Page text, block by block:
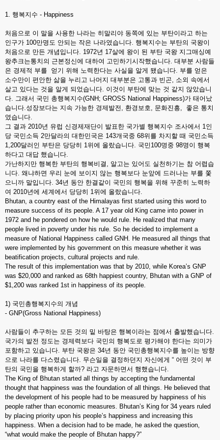
1. 행복지수 - Happiness
처음으로 이 말을 사용한 나라는 히말리야 동쪽에 있는 부탄이라고 하는
인구가 100만명도 안되는 작은 나라였습니다. 행복지수는 부탄의 국왕이
처음으로 만든 개념입니다. 1972년 17살에 왕이 된 부탄 국왕 지그매싱예
왕추크는통치의 근본정신에 대하여 고민하기시작했습니다. 대부분 사람들
은 경제적 부를 얻기 위해 노력한다는 사실을 알게 됐습니다. 부를 얻은
소수만이 편안한 삶을 누리고 나머지 대부분은 고통과 빈곤, 소외 속에서
살고 있다는 것을 알게 되었습니다. 이것이 부탄에 맞는 것 같지 않았습니
다. 그래서 국민 총행복지수(GNH; GROSS National Happiness)가 태어났
습니다.성장보다는 지속 가능한 경제발전, 환경보호, 문화진흥, 좋은 통치
였습니다.
그 결과 2010년 유럽 신경제재단이 발표한 국가별 행복지수 조사에서 1인
당 국민소득 2만달라의 대한민국은 143개국중 68위를 차지할 때 국민소득
1,200달러인 부탄은 당당히 1위에 올랐습니다. 국민100명중 98명이 행복
하다고 대답 했습니다.
가난하지만 행복한 부탄의 행복비결, 알고는 있어도 실천하기는 참 어렵습
니다. 왜냐하면 우리 눈에 보이지 않는 행복보다 눈앞에 드러나는 부를 쫓
으니까 말입니다. 34년 동안 한결같이 국민의 행복을 위해 꾸준히 노력하
여 2010년에 세계에서 당당히 1위에 올랐습니다.
Bhutan, a country east of the Himalayas first started using this word to
measure success of its people. A 17 year old King came into power in
1972 and he pondered on how he would rule. He realized that many
people lived in poverty under his rule. So he decided to implement a
measure of National Happiness called GNH. He measured all things that
were implemented by his government on this measure whether it was
beatification projects, cultural projects and rule.
The result of this implementation was that by 2010, while Korea’s GNP
was $20,000 and ranked as 68th happiest country, Bhutan with a GNP of
$1,200 was ranked 1st in happiness of its people.
1) 국민총행복지수의 개념
- GNP(Gross National Happiness)
사람들이 추구하는 모든 것의 밑 바탕은 행복이라는 점에서 출발했습니다.
국가의 발전 정도는 경제력보다 국민의 행복도로 평가해야 한다는 의미가
포함하고 있습니다. 부탄 국왕은 34년 동안 국민총행복지수를 높이는 방향
으로 나라를 다스렸습니다. 무슨일을 결정하던지 자신에게 “ 어떤 것이 부
탄의 국민을 행복하게 할까? 라고 자문하면서 행했습니다.
The King of Bhutan started all things by accepting the fundamental
thought that happiness was the foundation of all things. He believed that
the development of his people had to be measured by happiness of his
people rather than economic measures. Bhutan’s King for 34 years ruled
by placing priority upon his people’s happiness and increasing this
happiness. When a decision had to be made, he asked the question,
“what would make the people of Bhutan happy?”